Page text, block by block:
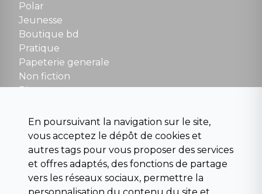
Fermé le dimanche en Juillet et Août
NOUS CONTACTER
contact@la-griffe-noire.com
Polar
Jeunesse
Boutique bd
Pratique
Papeterie generale
Non fiction
Divers
Beaux livres et art
Para scolaire
Histoire
Pochoteque
Pleiade
En poursuivant la navigation sur le site,
vous acceptez le dépôt de cookies et
autres tags pour vous proposer des services
et offres adaptés, des fonctions de partage
vers les réseaux sociaux, permettre la